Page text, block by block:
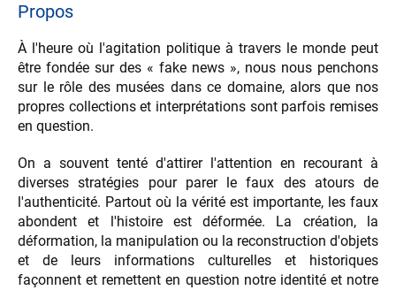
Propos
À l'heure où l'agitation politique à travers le monde peut
être fondée sur des « fake news », nous nous penchons
sur le rôle des musées dans ce domaine, alors que nos
propres collections et interprétations sont parfois remises
en question.
On a souvent tenté d'attirer l'attention en recourant à
diverses stratégies pour parer le faux des atours de
l'authenticité. Partout où la vérité est importante, les faux
abondent et l'histoire est déformée. La création, la
déformation, la manipulation ou la reconstruction d'objets
et de leurs informations culturelles et historiques
façonnent et remettent en question notre identité et notre